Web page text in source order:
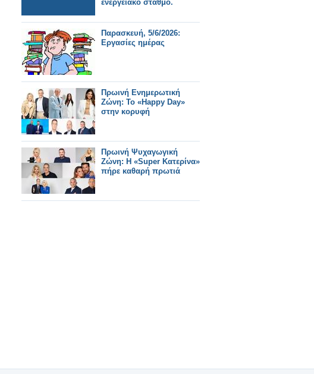
ενεργειακό σταθμό.
Παρασκευή, 5/6/2026:
Εργασίες ημέρας
Πρωινή Ενημερωτική
Ζώνη: Το «Happy Day»
στην κορυφή
Πρωινή Ψυχαγωγική
Ζώνη: Η «Super Κατερίνα»
πήρε καθαρή πρωτιά